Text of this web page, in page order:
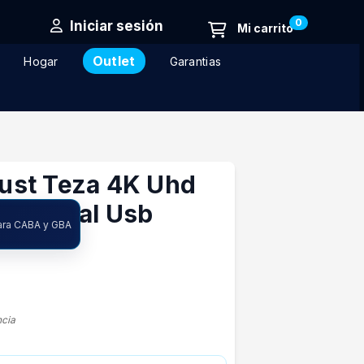
Iniciar sesión 0
Hogar Outlet Garantias
Teza 4K Uhd
Dual Usb
CABA y GBA